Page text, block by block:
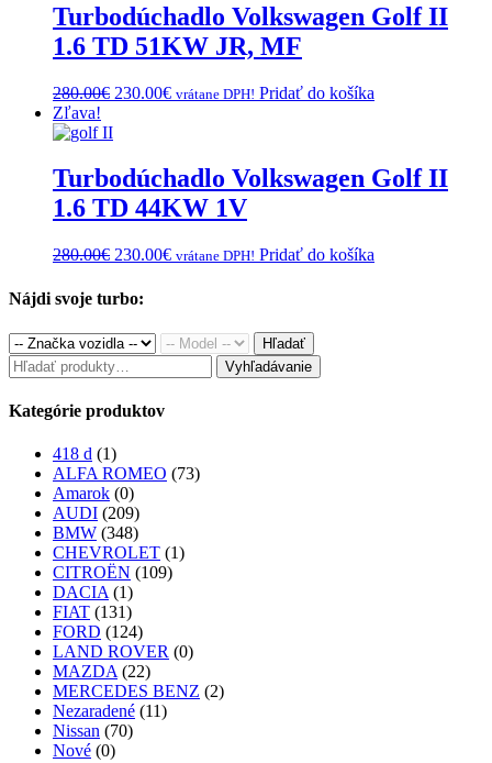
Turbodúchadlo Volkswagen Golf II
1.6 TD 51KW JR, MF
280.00€ Original
230.00€Current
vrátane DPH! Pridať do košíka
Zľava!
Turbodúchadlo Volkswagen Golf II
1.6 TD 44KW 1V
280.00€ Original
was:
230.00€Current
vrátane DPH! Pridať do košíka
Nájdi svoje turbo:
Hľadať
Hľadať: Vyhľadávanie
Kategórie produktov
418 d (1)
ALFA ROMEO (73)
Amarok (0)
AUDI (209)
BMW (348)
CHEVROLET (1)
CITROËN (109)
DACIA (1)
FIAT (131)
FORD (124)
LAND ROVER (0)
MAZDA (22)
MERCEDES BENZ (2)
Nezaradené (11)
Nissan (70)
Nové (0)